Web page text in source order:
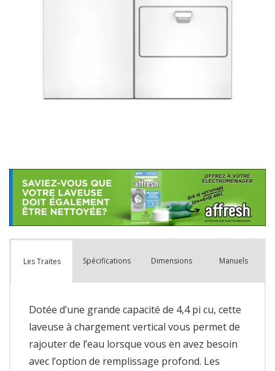
Les Traites Spécifications Dimensions Manuels
Dotée d’une grande capacité de 4,4 pi cu, cette
laveuse à chargement vertical vous permet de
rajouter de l’eau lorsque vous en avez besoin
avec l’option de remplissage profond. Les